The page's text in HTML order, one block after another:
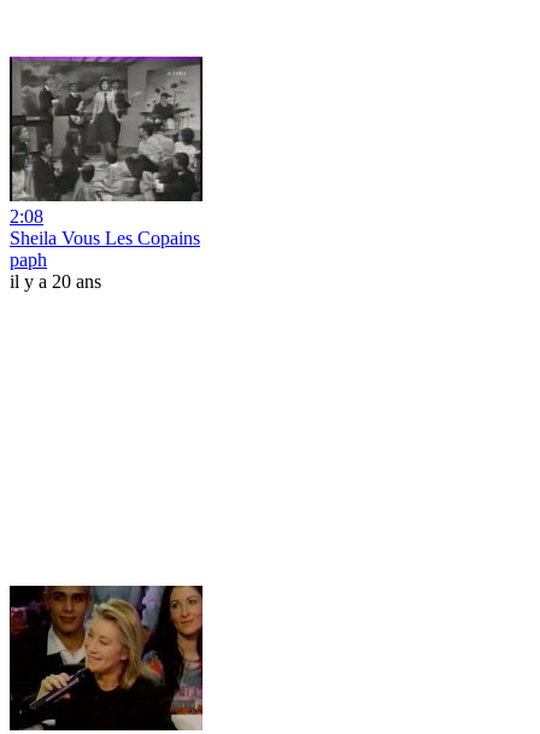
2:08
Sheila Vous Les Copains
paph
il y a 20 ans